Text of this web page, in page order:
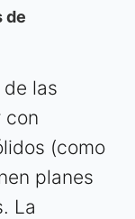
de
las
con
(como
planes
La